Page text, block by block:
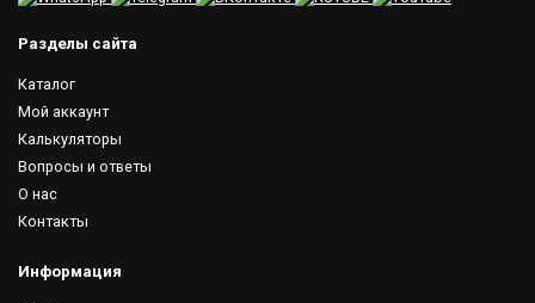
Разделы сайта
Каталог
Мой аккаунт
Калькуляторы
Вопросы и ответы
О нас
Контакты
Информация